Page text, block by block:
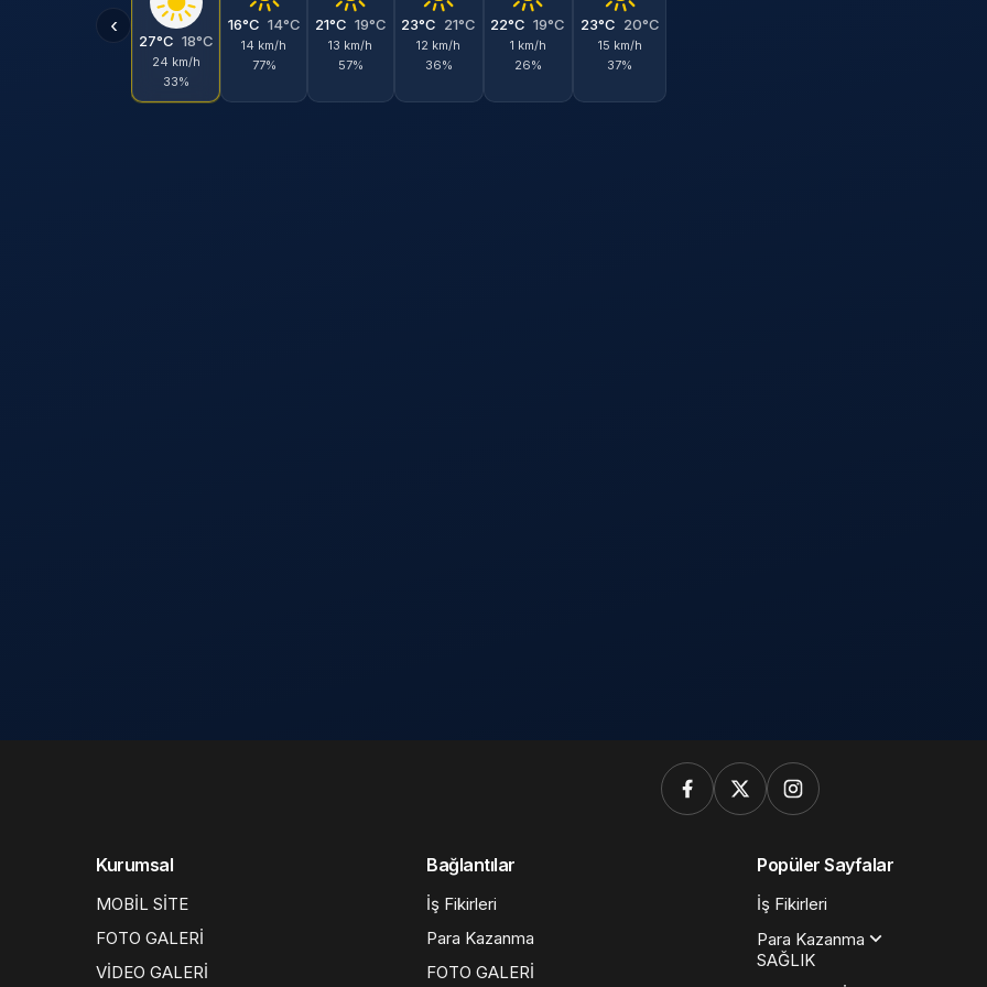
‹
27°C 18°C
24 km/h
33%
16°C 14°C
14 km/h
77%
21°C 19°C
13 km/h
57%
23°C 21°C
12 km/h
36%
22°C 19°C
1 km/h
26%
23°C 20°C
15 km/h
37%
Kurumsal
MOBİL SİTE
FOTO GALERİ
VİDEO GALERİ
Bağlantılar
İş Fikirleri
Para Kazanma
FOTO GALERİ
Popüler Sayfalar
İş Fikirleri
Para Kazanma
SAĞLIK